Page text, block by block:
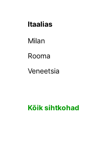
Itaalias
Milan
Rooma
Veneetsia
Kõik sihtkohad